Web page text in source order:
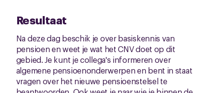
Resultaat
Na deze dag beschik je over basiskennis van
pensioen en weet je wat het CNV doet op dit
gebied. Je kunt je collega's informeren over
algemene pensioenonderwerpen en bent in staat
vragen over het nieuwe pensioenstelsel te